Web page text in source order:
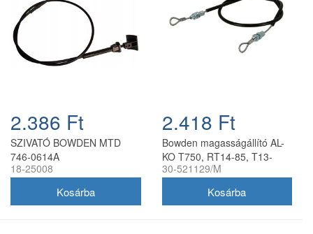
2.386 Ft
SZIVATÓ BOWDEN MTD
746-0614A
18-25008
2.418 Ft
Bowden magasságállító AL-
KO T750, RT14-85, T13-
85HD, RT14-85HD
30-521129/M